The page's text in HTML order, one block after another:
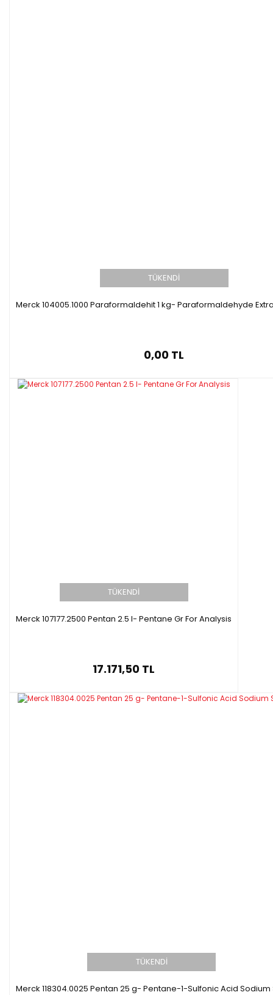
TÜKENDİ
Merck 104005.1000 Paraformaldehit 1 kg- Paraformaldehyde
0,00 TL
TÜKENDİ
Merck 107177.2500 Pentan 2.5 l- Pentane Gr For Analysis
17.171,50 TL
TÜKENDİ
Merck 118304.0025 Pentan 25 g- Pentane-1-Sulfonic Acid Sodium